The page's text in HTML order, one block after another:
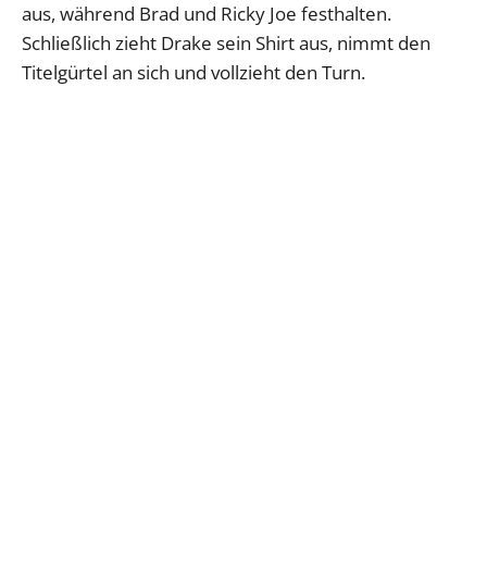
aus, während Brad und Ricky Joe festhalten.
Schließlich zieht Drake sein Shirt aus, nimmt den
Titelgürtel an sich und vollzieht den Turn.